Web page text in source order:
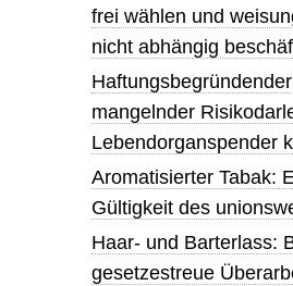
frei wählen und
nicht abhängig
mangelnder
Lebendorganspender
Aromatisierter Tabak:
Gültigkeit des
Haar- und Barterlass:
gesetzestreue